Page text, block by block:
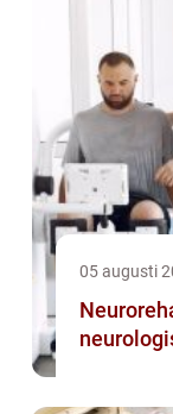
05 augusti
Neurorehab vägen